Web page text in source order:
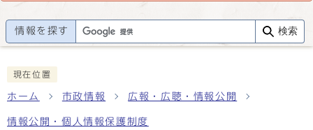
情報を探す 検索
現在位置
ホーム 市政情報 広報・広聴・情報公開
情報公開・個人情報保護制度